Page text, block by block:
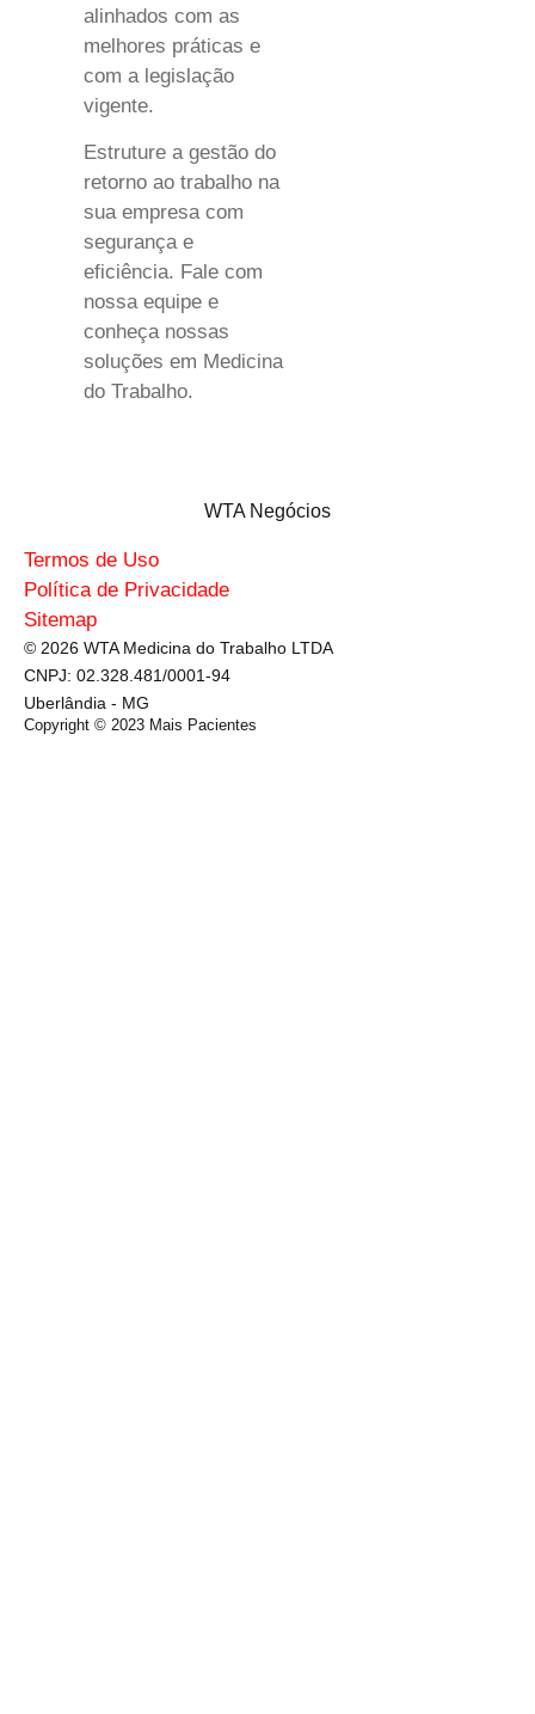
alinhados com as
melhores práticas e
com a legislação
vigente.
Estruture a gestão do
retorno ao trabalho na
sua empresa com
segurança e
eficiência. Fale com
nossa equipe e
conheça nossas
soluções em Medicina
do Trabalho.
WTA Negócios
Termos de Uso
Política de Privacidade
Sitemap
© 2026 WTA Medicina do Trabalho LTDA
CNPJ: 02.328.481/0001-94
Uberlândia - MG
Copyright © 2023 Mais Pacientes